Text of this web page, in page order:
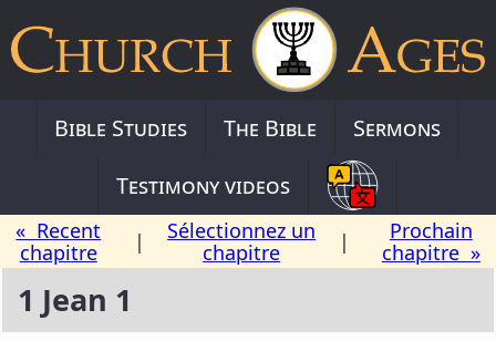
Bible Studies The Bible
Sermons
Testimony videos
« Recent
chapitre
|
Sélectionnez un
chapitre
|
Prochain
chapitre »
1 Jean 1